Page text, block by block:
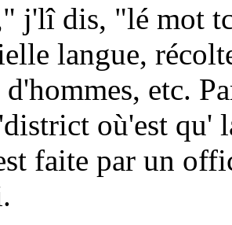
j'lî dis, "lé mot
langue,
etc.
où'est qu'
faite par un